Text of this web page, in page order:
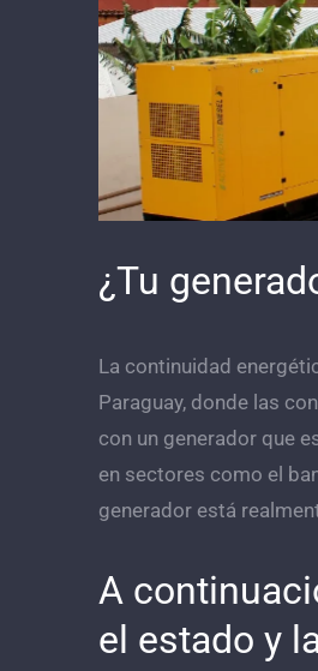
más
grande
¿Tu
La continuidad
Paraguay, donde las
con un generador que
en sectores como el
generador está
A
el estado y